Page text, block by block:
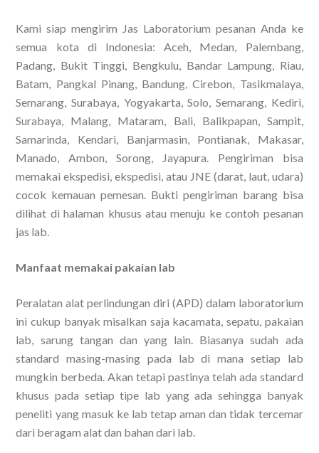
Kami siap mengirim Jas Laboratorium pesanan Anda ke
semua kota di Indonesia: Aceh, Medan, Palembang,
Padang, Bukit Tinggi, Bengkulu, Bandar Lampung, Riau,
Batam, Pangkal Pinang, Bandung, Cirebon, Tasikmalaya,
Semarang, Surabaya, Yogyakarta, Solo, Semarang, Kediri,
Surabaya, Malang, Mataram, Bali, Balikpapan, Sampit,
Samarinda, Kendari, Banjarmasin, Pontianak, Makasar,
Manado, Ambon, Sorong, Jayapura. Pengiriman bisa
memakai ekspedisi, ekspedisi, atau JNE (darat, laut, udara)
cocok kemauan pemesan. Bukti pengiriman barang bisa
dilihat di halaman khusus atau menuju ke contoh pesanan
jas lab.
Manfaat memakai pakaian lab
Peralatan alat perlindungan diri (APD) dalam laboratorium
ini cukup banyak misalkan saja kacamata, sepatu, pakaian
lab, sarung tangan dan yang lain. Biasanya sudah ada
standard masing-masing pada lab di mana setiap lab
mungkin berbeda. Akan tetapi pastinya telah ada standard
khusus pada setiap tipe lab yang ada sehingga banyak
peneliti yang masuk ke lab tetap aman dan tidak tercemar
dari beragam alat dan bahan dari lab.